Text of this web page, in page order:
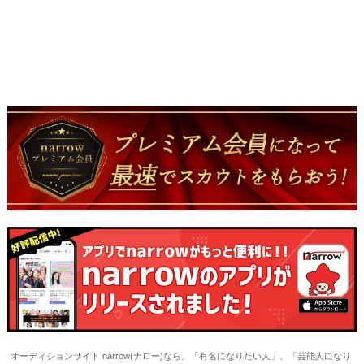
オーディションサイト narrow(ナロー)なら、「有名になりたい人」、「芸能人になり